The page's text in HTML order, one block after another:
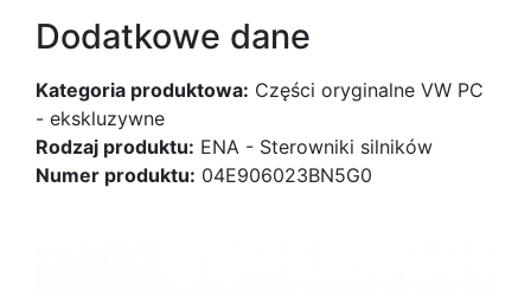
Dodatkowe dane
Kategoria produktowa: Części oryginalne VW PC
- ekskluzywne
Rodzaj produktu: ENA - Sterowniki silników
Numer produktu: 04E906023BN5G0